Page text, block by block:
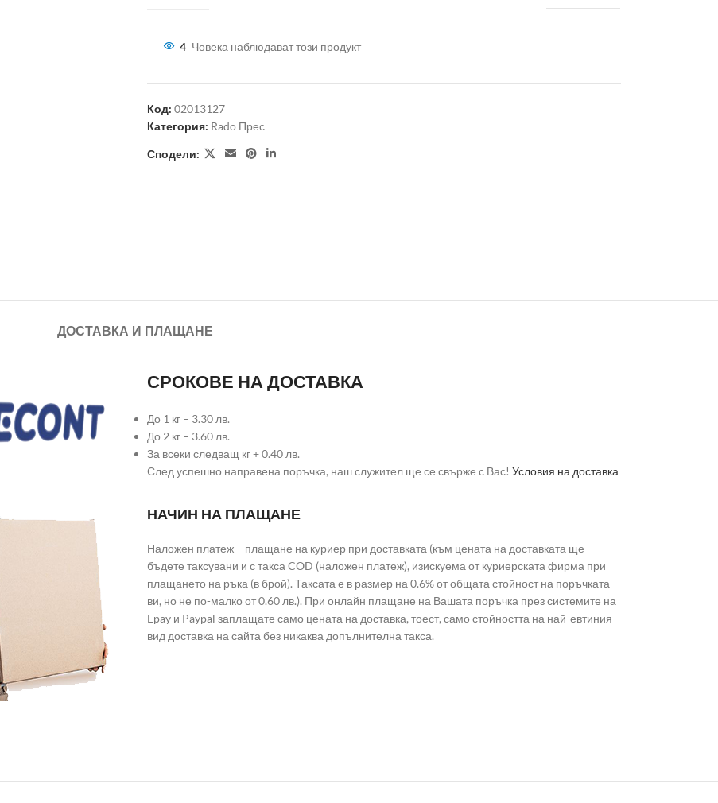
4 Човека наблюдават този продукт
Код: 02013127
Категория: Rado Прес
Сподели:
ДОСТАВКА И ПЛАЩАНЕ
СРОКОВЕ НА ДОСТАВКА
До 1 кг – 3.30 лв.
До 2 кг – 3.60 лв.
За всеки следващ кг + 0.40 лв.
След успешно направена поръчка, наш служител ще се свърже с Вас! Условия на доставка
НАЧИН НА ПЛАЩАНЕ
Наложен платеж – плащане на куриер при доставката (към цената на доставката ще
бъдете таксувани и с такса COD (наложен платеж), изискуема от куриерската фирма при
плащането на ръка (в брой). Таксата е в размер на 0.6% от общата стойност на поръчката
ви, но не по-малко от 0.60 лв.). При онлайн плащане на Вашата поръчка през системите на
Epay и Paypal заплащате само цената на доставка, тоест, само стойността на най-евтиния
вид доставка на сайта без никаква допълнителна такса.